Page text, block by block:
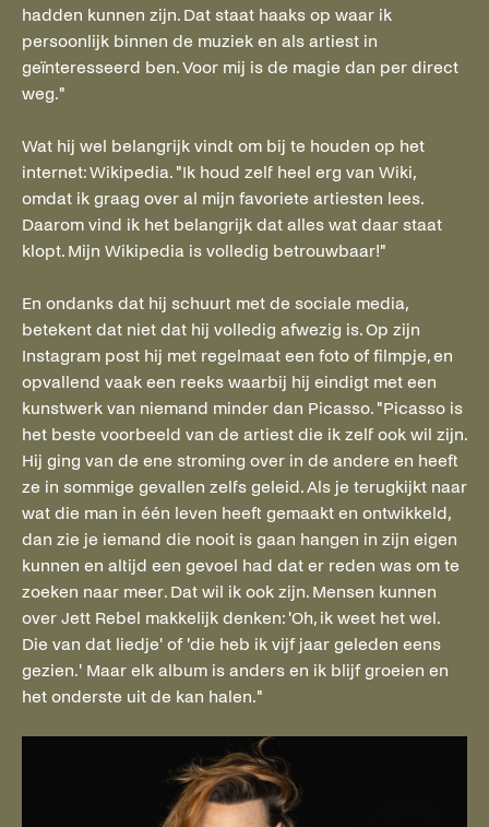
hadden kunnen zijn. Dat staat haaks op waar ik
persoonlijk binnen de muziek en als artiest in
geïnteresseerd ben. Voor mij is de magie dan per direct
weg."
Wat hij wel belangrijk vindt om bij te houden op het
internet: Wikipedia. "Ik houd zelf heel erg van Wiki,
omdat ik graag over al mijn favoriete artiesten lees.
Daarom vind ik het belangrijk dat alles wat daar staat
klopt. Mijn Wikipedia is volledig betrouwbaar!"
En ondanks dat hij schuurt met de sociale media,
betekent dat niet dat hij volledig afwezig is. Op zijn
Instagram post hij met regelmaat een foto of filmpje, en
opvallend vaak een reeks waarbij hij eindigt met een
kunstwerk van niemand minder dan Picasso. "Picasso is
het beste voorbeeld van de artiest die ik zelf ook wil zijn.
Hij ging van de ene stroming over in de andere en heeft
ze in sommige gevallen zelfs geleid. Als je terugkijkt naar
wat die man in één leven heeft gemaakt en ontwikkeld,
dan zie je iemand die nooit is gaan hangen in zijn eigen
kunnen en altijd een gevoel had dat er reden was om te
zoeken naar meer. Dat wil ik ook zijn. Mensen kunnen
over Jett Rebel makkelijk denken: 'Oh, ik weet het wel.
Die van dat liedje' of 'die heb ik vijf jaar geleden eens
gezien.' Maar elk album is anders en ik blijf groeien en
het onderste uit de kan halen."